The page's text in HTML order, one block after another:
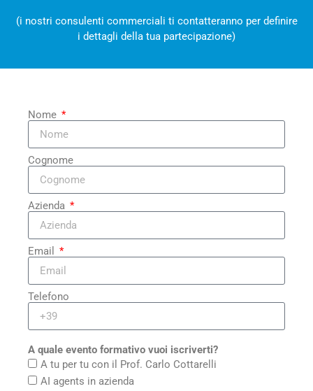
(i nostri consulenti commerciali ti contatteranno per definire
i dettagli della tua partecipazione)
Nome
Cognome
Azienda
Email
Telefono
A quale evento formativo vuoi iscriverti?
A tu per tu con il Prof. Carlo Cottarelli
AI agents in azienda